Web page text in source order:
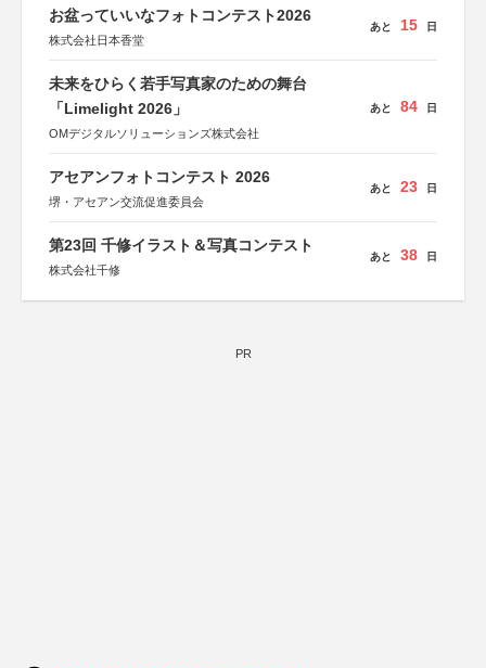
お盆っていいなフォトコンテスト2026
株式会社日本香堂
あと 15 日
未来をひらく若手写真家のための舞台
「Limelight 2026」
OMデジタルソリューションズ株式会社
あと 84 日
アセアンフォトコンテスト 2026
堺・アセアン交流促進委員会
あと 23 日
第23回 千修イラスト＆写真コンテスト
株式会社千修
あと 38 日
PR